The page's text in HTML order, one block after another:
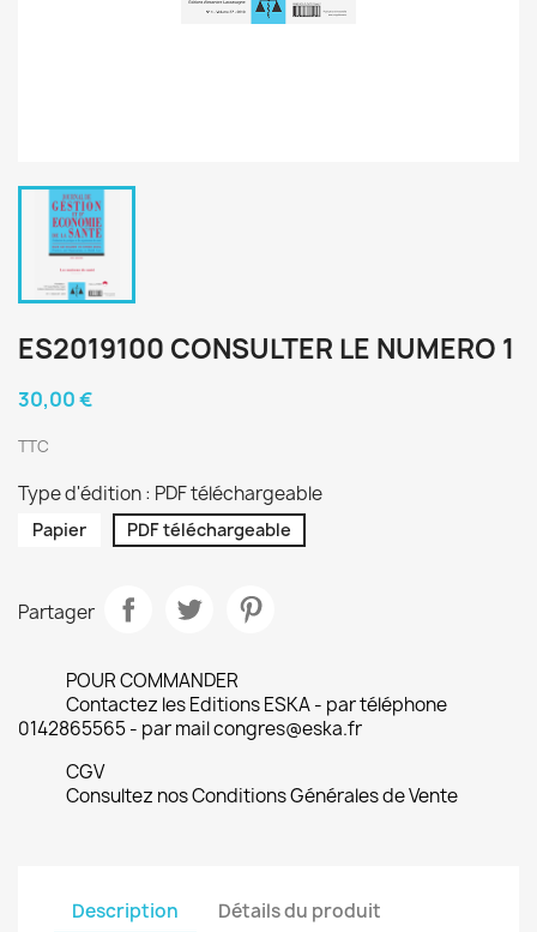
ES2019100 CONSULTER LE NUMERO 1
30,00 €
TTC
Type d'édition : PDF téléchargeable
Papier PDF téléchargeable
Partager
POUR COMMANDER
Contactez les Editions ESKA - par téléphone
0142865565 - par mail congres@eska.fr
CGV
Consultez nos Conditions Générales de Vente
Description Détails du produit